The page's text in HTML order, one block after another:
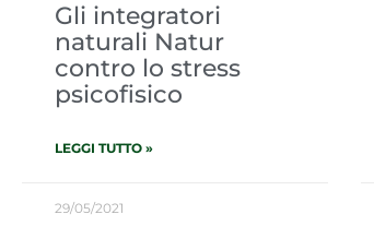
Gli integratori
naturali Natur
contro lo stress
psicofisico
LEGGI TUTTO »
29/05/2021